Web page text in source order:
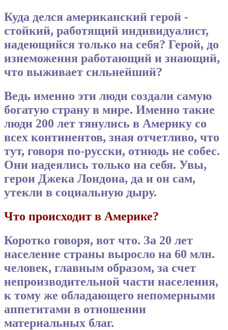
Куда делся американский герой -
стойкий, работящий индивидуалист,
надеющийся только на себя? Герой, до
изнеможения работающий и знающий,
что выживает сильнейший?
Ведь именно эти люди создали самую
богатую страну в мире. Именно такие
люди 200 лет тянулись в Америку сo
всех континентов, зная отчетливо, что
тут, говоря по-русски, отнюдь не собес.
Они надеялись только на себя. Увы,
герои Джека Лондона, да и он сам,
утекли в социальную дыру.
Что происходит в Америке?
Коротко говоря, вот что. За 20 лет
население страны выросло на 60 млн.
человек, главным образом, за счет
непроизводительной части населения,
к тому же обладающего непомерными
аппетитами в отношении
материальных благ.